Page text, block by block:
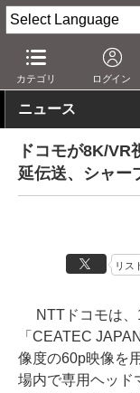
カテゴリ ログイン
AV Watch イベント
ニュース
ドコモが8K/
延伝送、シャー
リス
NTTドコモは、
「CEATEC
像度の60p映像を
場内で専用ヘッド